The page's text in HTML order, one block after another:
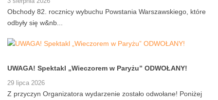
Obchody 82. rocznicy wybuchu Powstania Warszawskiego, które
odbyły się w&nb...
UWAGA! Spektakl „Wieczorem w Paryżu” ODWOŁANY!
29 lipca 2026
Z przyczyn Organizatora wydarzenie zostało odwołane! Poniżej